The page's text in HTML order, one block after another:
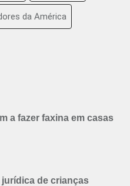
da América
a fazer faxina em casas
de crianças